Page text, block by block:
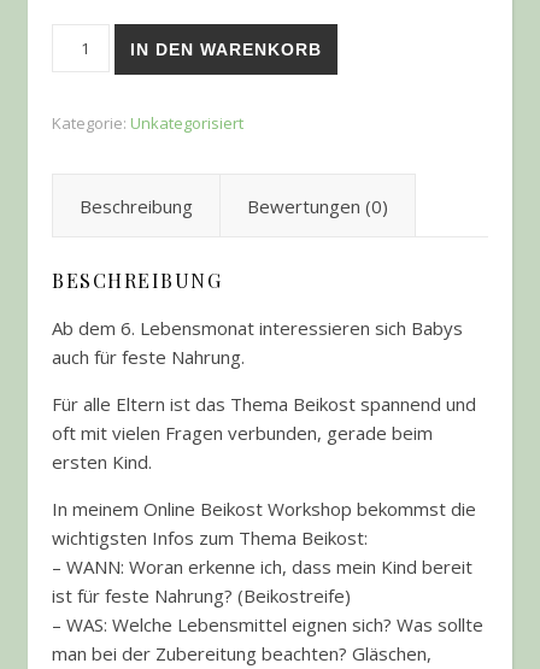
Beikost Online Workshop Menge
IN DEN WARENKORB
Kategorie: Unkategorisiert
Beschreibung Bewertungen (0)
BESCHREIBUNG
Ab dem 6. Lebensmonat interessieren sich Babys
auch für feste Nahrung.
Für alle Eltern ist das Thema Beikost spannend und
oft mit vielen Fragen verbunden, gerade beim
ersten Kind.
In meinem Online Beikost Workshop bekommst die
wichtigsten Infos zum Thema Beikost:
– WANN: Woran erkenne ich, dass mein Kind bereit
ist für feste Nahrung? (Beikostreife)
– WAS: Welche Lebensmittel eignen sich? Was sollte
man bei der Zubereitung beachten? Gläschen,